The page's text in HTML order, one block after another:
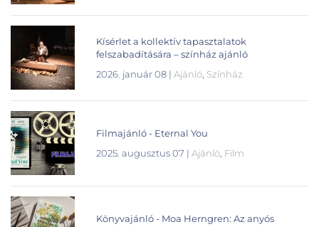
Kísérlet a kollektív tapasztalatok
felszabadítására – színház ajánló
2026. január 08 | Ajánló, Színház
Filmajánló - Eternal You
2025. augusztus 07 | Ajánló, Film
Könyvajánló - Moa Herngren: Az anyós